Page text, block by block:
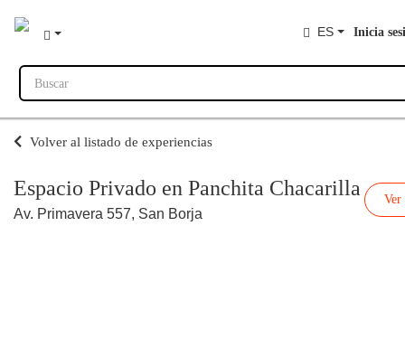
ES Inicia
Buscar
Volver al listado de experiencias
Espacio Privado en Panchita Chacarilla
Av. Primavera 557, San Borja
Ver